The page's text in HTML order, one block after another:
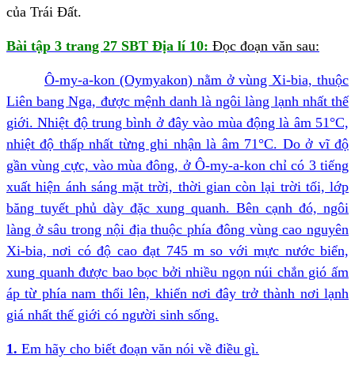
của Trái Đất.
Bài tập 3 trang 27 SBT Địa lí 10: Đọc đoạn văn sau:
Ô-my-a-kon (Oymyakon) nằm ở vùng Xi-bia, thuộc
Liên bang Nga, được mệnh danh là ngôi làng lạnh nhất thế
giới. Nhiệt độ trung bình ở đây vào mùa động là âm 51°C,
nhiệt độ thấp nhất từng ghi nhận là âm 71°C. Do ở vĩ độ
gần vùng cực, vào mùa đông, ở Ô-my-a-kon chỉ có 3 tiếng
xuất hiện ánh sáng mặt trời, thời gian còn lại trời tối, lớp
băng tuyết phủ dày đặc xung quanh. Bên cạnh đó, ngôi
làng ở sâu trong nội địa thuộc phía đông vùng cao nguyên
Xi-bia, nơi có độ cao đạt 745 m so với mực nước biển,
xung quanh được bao bọc bởi nhiều ngọn núi chắn gió ấm
áp từ phía nam thổi lên, khiến nơi đây trở thành nơi lạnh
giá nhất thế giới có người sinh sống.
1. Em hãy cho biết đoạn văn nói về điều gì.